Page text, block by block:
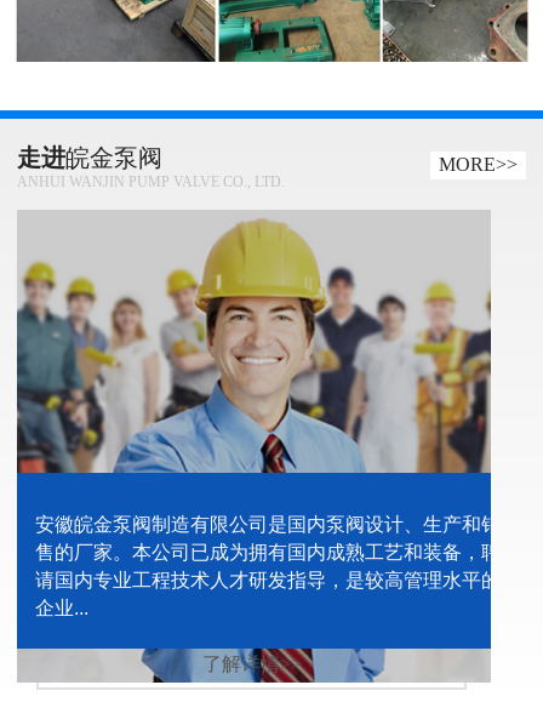
MORE>>
走进皖金泵阀
ANHUI WANJIN PUMP VALVE CO., LTD.
安徽皖金泵阀制造有限公司是国内泵阀设计、生产和销
售的厂家。本公司已成为拥有国内成熟工艺和装备，聘
请国内专业工程技术人才研发指导，是较高管理水平的
企业...
了解详情>>